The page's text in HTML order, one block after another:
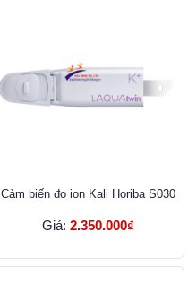
Cảm biến đo ion Kali Horiba S030
Giá: 2.350.000₫